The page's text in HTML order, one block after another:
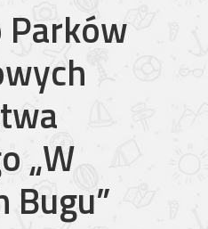
„W
Bugu”